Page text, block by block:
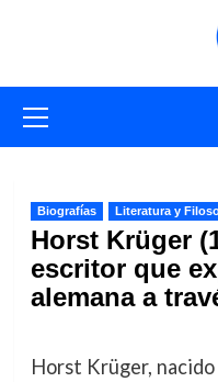
primario
Biografías Literatura y
Horst Krüger
escritor que
alemana a
Horst Krüger,